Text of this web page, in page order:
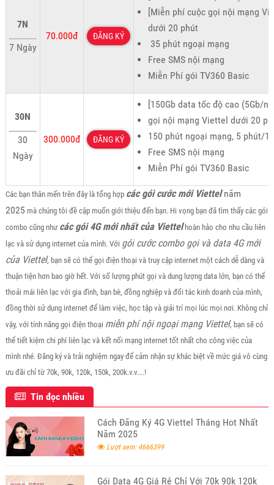
7N
7 Ngày
70.000đ ĐĂNG KÝ
[Miễn phí cuộc gọi nội mạng
dưới 20 phút
35 phút ngoại mạng
Free SMS nội mạng
Miễn Phí gói TV360 Basic
30N
30
Ngày
300.000đ ĐĂNG KÝ
[150Gb data tốc độ cao (5Gb/
gọi nội mạng Viettel dưới 20
150 phút ngoại mạng, 5 phút/1
Free SMS nội mạng
Miễn Phí gói TV360 Basic
Các bạn thân mến trên đây là tổng hợp các gói cước mới Viettelnăm
2025mà chúng tôi đề cập muốn giới thiệu đến bạn. Hi vọng bạn đã tìm thấy các gói
combo cũng như các gói 4G mới nhất của Viettelhoàn hảo cho nhu cầu liên
lạc và sử dụng internet của mình. Với gói cước combo gọi và data 4G mới
của Viettel, bạn sẽ có thể gọi điện thoại và truy cập internet một cách dễ dàng và
thuận tiện hơn bao giờ hết. Với số lượng phút gọi và dung lượng data lớn, bạn có thể
thoải mái liên lạc với gia đình, bạn bè, đồng nghiệp và đối tác kinh doanh của mình,
đồng thời sử dụng internet để làm việc, học tập và giải trí mọi lúc mọi nơi. Không chỉ
vậy, với tính năng gọi điện thoại miễn phí nội ngoại mạng Viettel, bạn sẽ có
thể tiết kiệm chi phí liên lạc và kết nối mạng internet tốt nhất cho công việc của
mình nhé. Đăng ký và trải nghiệm ngay để cảm nhận sự khác biệt về mức giá vô cùng
ưu đãi chỉ từ 70k, 90k, 120k, 150k, 200k.v.v....!
Tin đọc nhiều
Cách Đăng Ký 4G Viettel Tháng Hot Nhất
Năm 2025
Lượt xem: 4666399
Gói Data 4G Giá Rẻ Chỉ Với 70k 90k 120k